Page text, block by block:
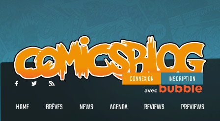
CONNEXION INSCRIPTION
HOME BRÈVES NEWS AGENDA REVIEWS PREVIEWS